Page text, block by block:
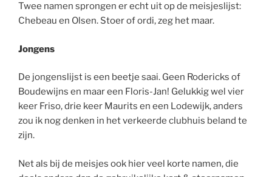
Twee namen sprongen er echt uit op de meisjeslijst:
Chebeau en Olsen. Stoer of ordi, zeg het maar.
Jongens
De jongenslijst is een beetje saai. Geen Rodericks of
Boudewijns en maar een Floris-Jan! Gelukkig wel vier
keer Friso, drie keer Maurits en een Lodewijk, anders
zou ik nog denken in het verkeerde clubhuis beland te
zijn.
Net als bij de meisjes ook hier veel korte namen, die